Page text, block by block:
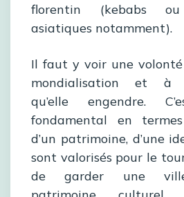
florentin (kebabs ou
asiatiques notamment).
Il faut y voir une
mondialisation et à
qu’elle engendre.
fondamental en
d’un patrimoine, d’une
sont valorisés pour le
de garder une